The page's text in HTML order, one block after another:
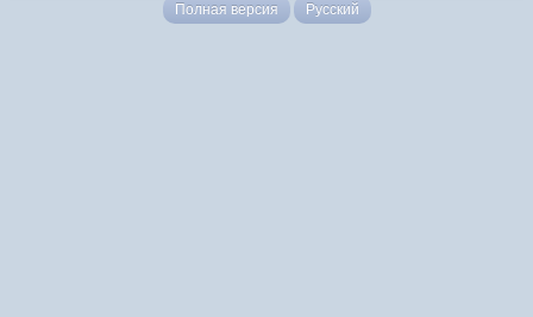
Полная версия Русский